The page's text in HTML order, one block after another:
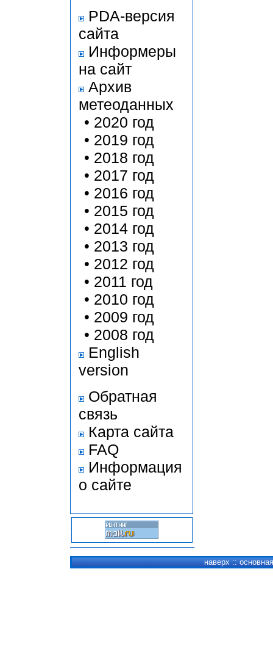
PDA-версия
сайта
Информеры
на сайт
Архив
метеоданных
• 2020 год
• 2019 год
• 2018 год
• 2017 год
• 2016 год
• 2015 год
• 2014 год
• 2013 год
• 2012 год
• 2011 год
• 2010 год
• 2009 год
• 2008 год
English
version
Обратная
связь
Карта сайта
FAQ
Информация
о сайте
наверх ::основная